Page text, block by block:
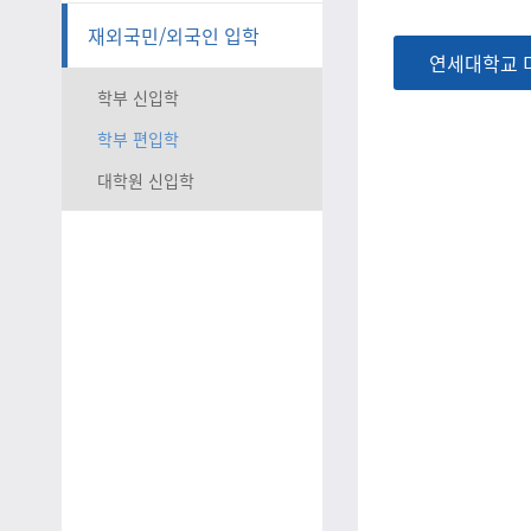
재외국민/외국인 입학
학부 신입학
학부 편입학
대학원 신입학
연세대학교